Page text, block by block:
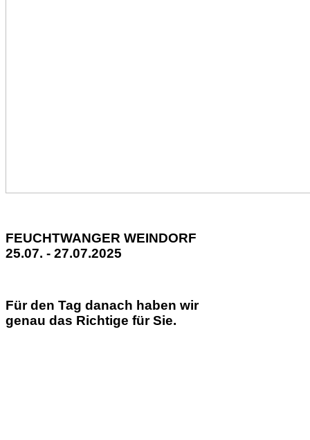
FEUCHTWANGER WEINDORF
25.07. - 27.07.2025
Für den Tag danach haben wir
genau das Richtige für Sie.